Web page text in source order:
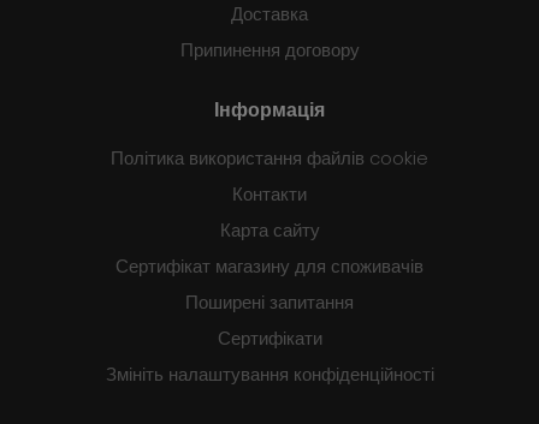
Доставка
Припинення договору
Інформація
Політика використання файлів cookie
Контакти
Карта сайту
Сертифікат магазину для споживачів
Поширені запитання
Сертифікати
Змініть налаштування конфіденційності